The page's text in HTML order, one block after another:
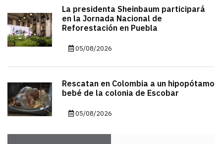
La presidenta Sheinbaum participará
en la Jornada Nacional de
Reforestación en Puebla
05/08/2026
Rescatan en Colombia a un hipopótamo
bebé de la colonia de Escobar
05/08/2026